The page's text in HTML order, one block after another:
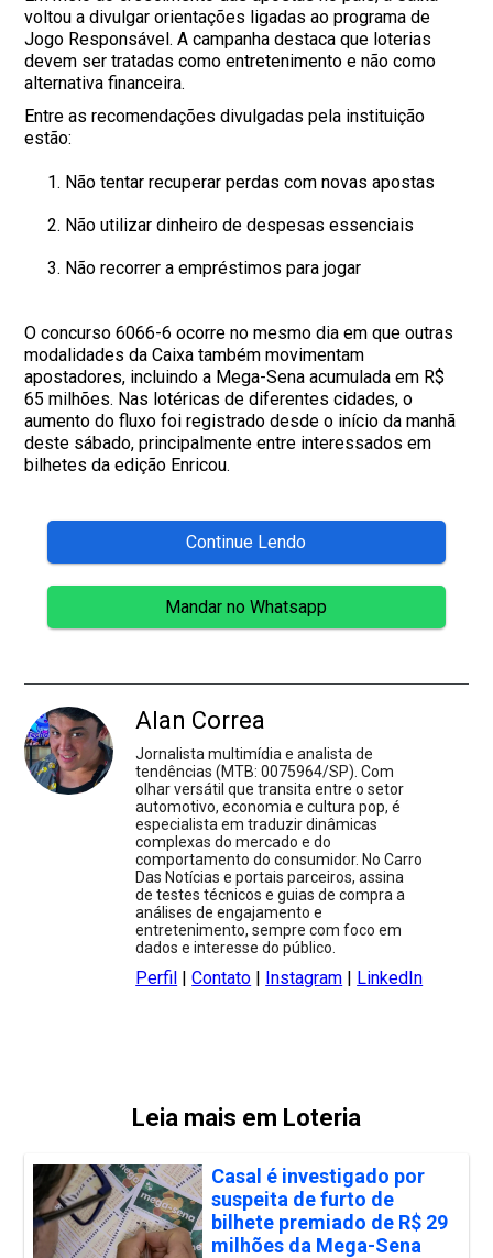
voltou a divulgar orientações ligadas ao programa de
Jogo Responsável. A campanha destaca que loterias
devem ser tratadas como entretenimento e não como
alternativa financeira.
Entre as recomendações divulgadas pela instituição
estão:
Não tentar recuperar perdas com novas apostas
Não utilizar dinheiro de despesas essenciais
Não recorrer a empréstimos para jogar
O concurso 6066-6 ocorre no mesmo dia em que outras
modalidades da Caixa também movimentam
apostadores, incluindo a Mega-Sena acumulada em R$
65 milhões. Nas lotéricas de diferentes cidades, o
aumento do fluxo foi registrado desde o início da manhã
deste sábado, principalmente entre interessados em
bilhetes da edição Enricou.
Continue Lendo
Mandar no Whatsapp
Alan Correa
Jornalista multimídia e analista de
tendências (MTB: 0075964/SP). Com
olhar versátil que transita entre o setor
automotivo, economia e cultura pop, é
especialista em traduzir dinâmicas
complexas do mercado e do
comportamento do consumidor. No Carro
Das Notícias e portais parceiros, assina
de testes técnicos e guias de compra a
análises de engajamento e
entretenimento, sempre com foco em
dados e interesse do público.
Perfil |Contato | Instagram | LinkedIn
Leia mais em Loteria
Casal é investigado por
suspeita de furto de
bilhete premiado de R$ 29
milhões da Mega-Sena